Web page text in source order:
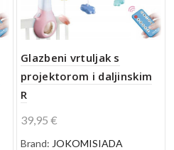
Glazbeni vrtuljak s
projektorom i daljinskim
R
39,95€
Brand: JOKOMISIADA